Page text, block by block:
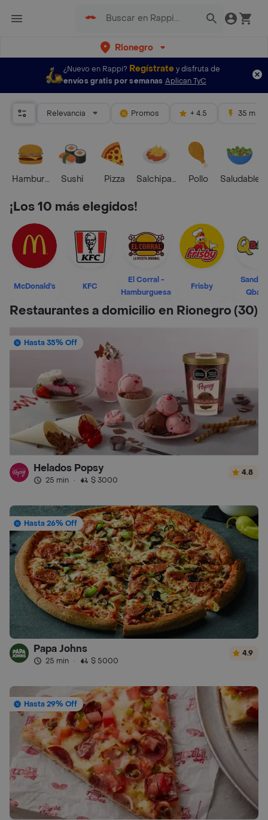
Rionegro
¿Nuevo en Rappi? Regístratey disfruta de
envíos gratis por semanas Aplican TyC
Relevancia Promos + 4.5 35 mins
HamburguesaSushi Pizza Salchipapas Pollo Saludable
¡Los 10 más elegidos!
McDonald's KFC
El Corral -
Hamburguesa
Frisby
Restaurantes a domicilio en Rionegro(30)
Hasta 35% Off
Helados Popsy
25 min · $ 3000
4.8
Hasta 26% Off
Papa Johns
25 min · $ 5000
4.9
Hasta 29% Off